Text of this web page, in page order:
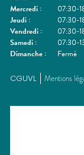
Mercredi :
07:30-
Jeudi :
07:30-
Vendredi :
07:30-
Samedi :
07:30-
Dimanche : Fermé
CGUVL Mentions